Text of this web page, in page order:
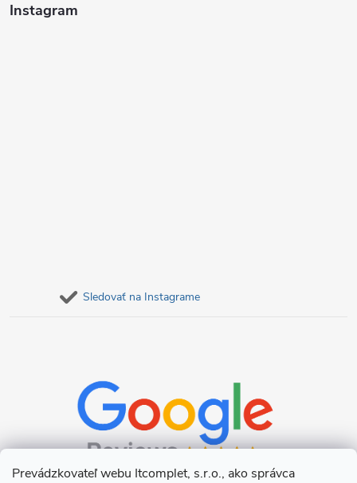
Prevádzkovateľ webu Itcomplet, s.r.o., ako správca
Instagram
Sledovať na Instagrame